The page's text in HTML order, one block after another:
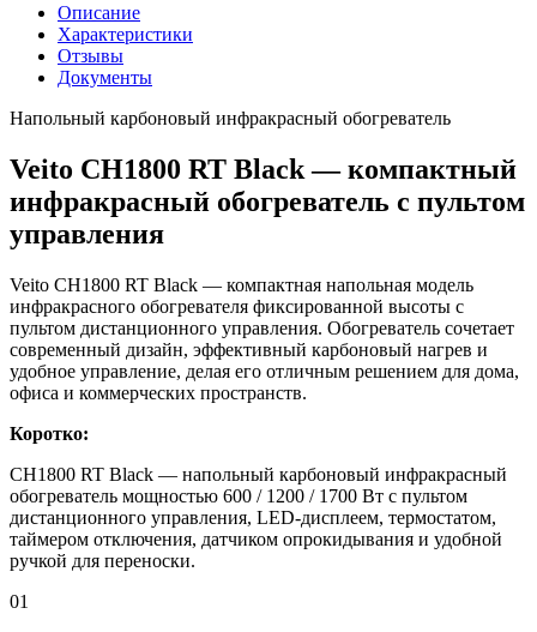
Описание
Характеристики
Отзывы
Документы
Напольный карбоновый инфракрасный обогреватель
Veito CH1800 RT Black — компактный
инфракрасный обогреватель с пультом
управления
Veito CH1800 RT Black — компактная напольная модель
инфракрасного обогревателя фиксированной высоты с
пультом дистанционного управления. Обогреватель сочетает
современный дизайн, эффективный карбоновый нагрев и
удобное управление, делая его отличным решением для дома,
офиса и коммерческих пространств.
Коротко:
CH1800 RT Black — напольный карбоновый инфракрасный
обогреватель мощностью 600 / 1200 / 1700 Вт с пультом
дистанционного управления, LED-дисплеем, термостатом,
таймером отключения, датчиком опрокидывания и удобной
ручкой для переноски.
01